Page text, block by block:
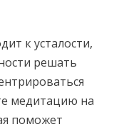
к усталости,
решать
медитацию на
поможет